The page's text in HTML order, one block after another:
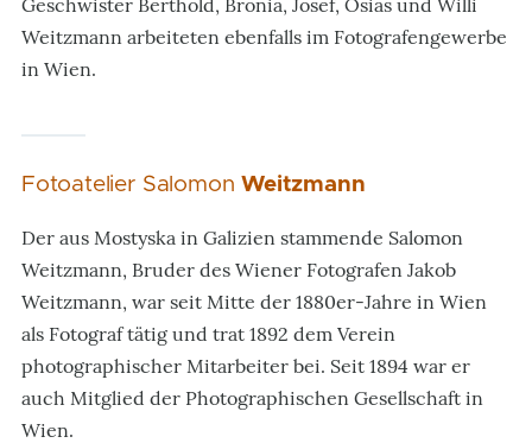
Geschwister Berthold, Bronia, Josef, Osias und Willi
Weitzmann arbeiteten ebenfalls im Fotografengewerbe
in Wien.
Fotoatelier SalomonWeitzmann
Der aus Mostyska in Galizien stammende Salomon
Weitzmann, Bruder des Wiener Fotografen Jakob
Weitzmann, war seit Mitte der 1880er-Jahre in Wien
als Fotograf tätig und trat 1892 dem Verein
photographischer Mitarbeiter bei. Seit 1894 war er
auch Mitglied der Photographischen Gesellschaft in
Wien.